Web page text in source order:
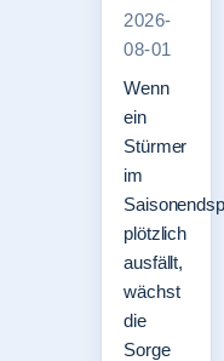
2026-
08-01
Wenn
ein
Stürmer
im
plötzlich
ausfällt,
wächst
die
Sorge